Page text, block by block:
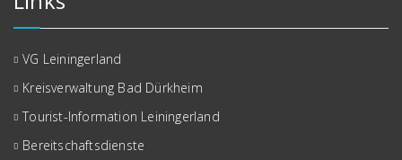
VG Leiningerland
Kreisverwaltung Bad Dürkheim
Tourist-Information Leiningerland
Bereitschaftsdienste